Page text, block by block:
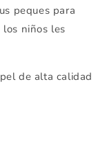
peques para
niños les
de alta calidad